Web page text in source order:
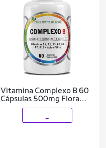
Vitamina Complexo B 60
Cápsulas 500mg Flora
Nativa